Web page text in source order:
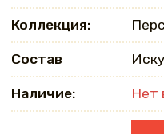
Коллекция:
Состав
Наличие: Нет